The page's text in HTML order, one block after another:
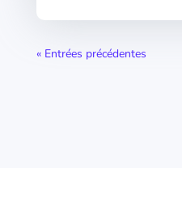
« Entrées précédentes